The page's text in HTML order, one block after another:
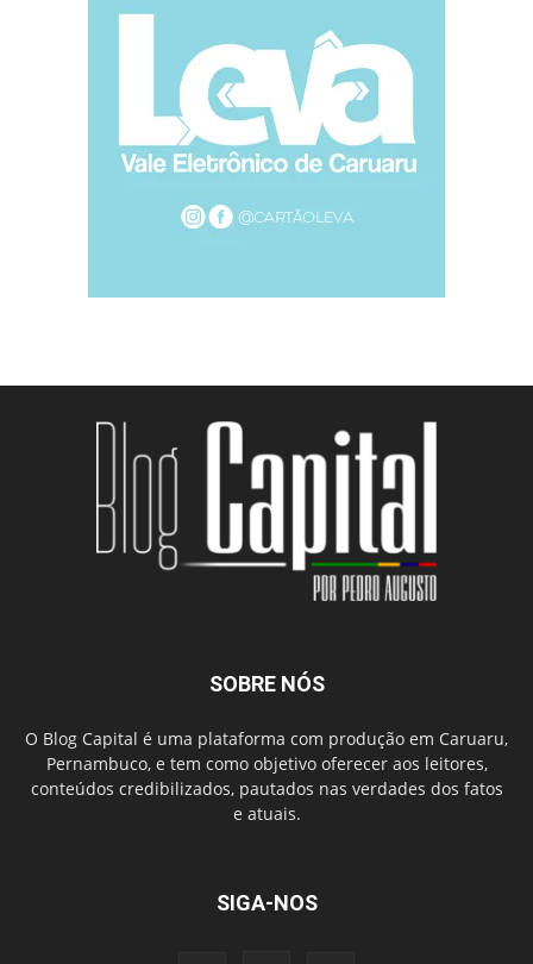
SOBRE NÓS
O Blog Capital é uma plataforma com produção em Caruaru,
Pernambuco, e tem como objetivo oferecer aos leitores,
conteúdos credibilizados, pautados nas verdades dos fatos
e atuais.
SIGA-NOS